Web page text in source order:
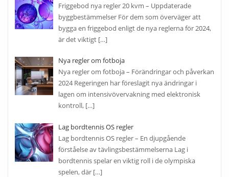
Friggebod nya regler 20 kvm – Uppdaterade
byggbestämmelser För dem som överväger att
bygga en friggebod enligt de nya reglerna för 2024,
är det viktigt […]
Nya regler om fotboja
Nya regler om fotboja – Förändringar och påverkan
2024 Regeringen har föreslagit nya ändringar i
lagen om intensivövervakning med elektronisk
kontroll, […]
Lag bordtennis OS regler
Lag bordtennis OS regler – En djupgående
förståelse av tävlingsbestämmelserna Lag i
bordtennis spelar en viktig roll i de olympiska
spelen, där […]